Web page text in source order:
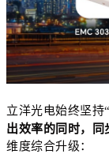
立洋光电始终坚持
出效率的同时，同
维度综合升级：